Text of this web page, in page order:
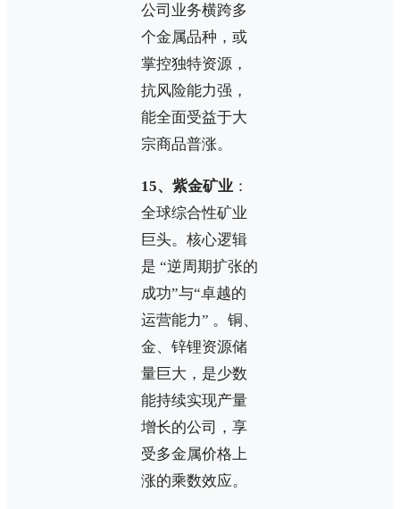
公司业务横跨多
个金属品种，或
掌控独特资源，
抗风险能力强，
能全面受益于大
宗商品普涨。
15、紫金矿业 ：
全球综合性矿业
巨头。核心逻辑
是 “逆周期扩张的
成功”与“卓越的
运营能力” 。铜、
金、锌锂资源储
量巨大，是少数
能持续实现产量
增长的公司，享
受多金属价格上
涨的乘数效应。